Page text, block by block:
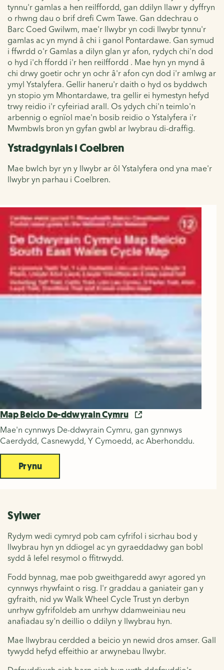
tynnu'r gamlas a hen reilffordd, gan ddilyn llawr y dyffryn
o rhwng dau o brif drefi Cwm Tawe. Gan ddechrau o
Barc Coed Gwilwm, mae'r llwybr yn codi llwybr tynnu'r
gamlas ac yn mynd â chi i ganol Pontardawe. Gan symud
i ffwrdd o'r Gamlas a dilyn glan yr afon, rydych chi'n dod
o hyd i'ch ffordd i'r hen reilffordd . Mae hyn yn mynd â
chi drwy goetir ochr yn ochr â'r afon cyn dod i'r amlwg ar
ymyl Ystalyfera. Gellir haneru'r daith o hyd os byddwch
yn stopio ym Mhontardawe, tra gellir ei hymestyn hefyd
trwy reidio i'r cyfeiriad arall. Os ydych chi'n teimlo'n
arbennig o egnïol mae'n bosib reidio o Ystalyfera i'r
Mwmbwls bron yn gyfan gwbl ar lwybrau di-draffig.
Ystradgynlais i Coelbren
Mae bwlch byr yn y llwybr ar ôl Ystalyfera ond yna mae'r
llwybr yn parhau i Coelbren.
Map Beicio De-ddwyrain Cymru
Mae'n cynnwys De-ddwyrain Cymru, gan gynnwys
Caerdydd, Casnewydd, Y Cymoedd, ac Aberhonddu.
Prynu
Sylwer
Rydym wedi cymryd pob cam cyfrifol i sicrhau bod y
llwybrau hyn yn ddiogel ac yn gyraeddadwy gan bobl
sydd â lefel resymol o ffitrwydd.
Fodd bynnag, mae pob gweithgaredd awyr agored yn
cynnwys rhywfaint o risg. I'r graddau a ganiateir gan y
gyfraith, nid yw Walk Wheel Cycle Trust yn derbyn
unrhyw gyfrifoldeb am unrhyw ddamweiniau neu
anafiadau sy'n deillio o ddilyn y llwybrau hyn.
Mae llwybrau cerdded a beicio yn newid dros amser. Gall
tywydd hefyd effeithio ar arwynebau llwybr.